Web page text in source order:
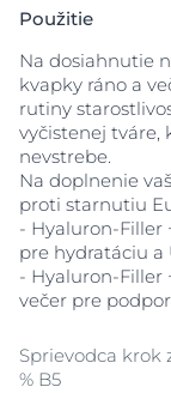
ďalej podporuje
Je vaša kožná
bariéra
a citlivosť. Toto
ochrannú
pôsobí ako
čo zložka
upokojujúce
vonkajším
vyváženú,
Použitie
Na dosiahnutie
kvapky ráno a
rutiny
vyčistenej tváre,
nevstrebe.
Na doplnenie
proti starnutiu
- Hyaluron-Filler
pre hydratáciu a
- Hyaluron-Filler
večer pre
Sprievodca krok
% B5